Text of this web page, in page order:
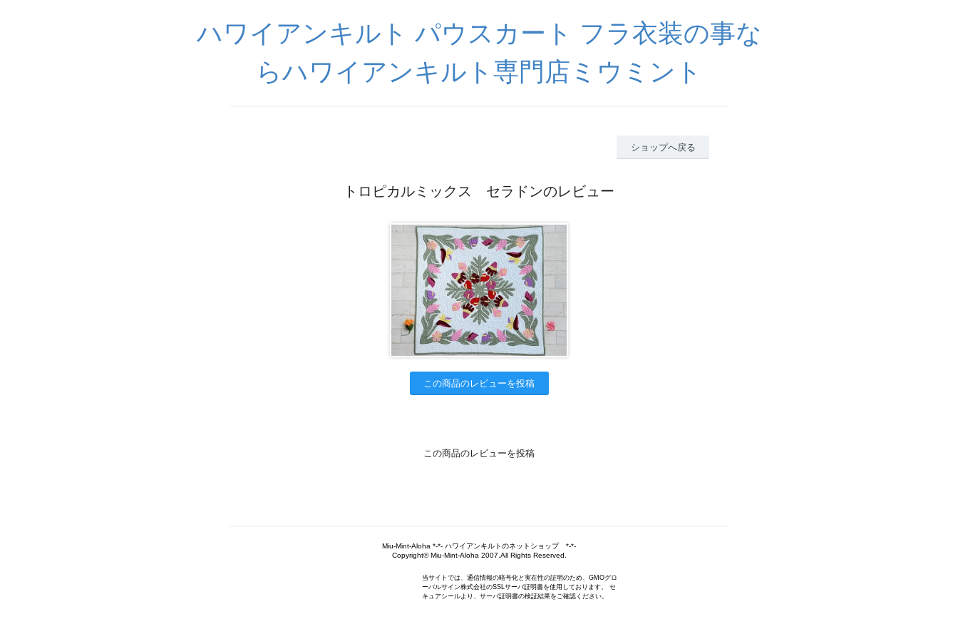
ハワイアンキルト パウスカート フラ衣装の事な
らハワイアンキルト専門店ミウミント
ショップへ戻る
トロピカルミックス セラドンのレビュー
この商品のレビューを投稿
この商品のレビューを投稿
Miu-Mint-Aloha *-*- ハワイアンキルトのネットショップ *-*-
Copyright© Miu-Mint-Aloha 2007.All Rights Reserved.
当サイトでは、通信情報の暗号化と実在性の証明のため、GMOグロ
ーバルサイン株式会社のSSLサーバ証明書を使用しております。 セ
キュアシールより、サーバ証明書の検証結果をご確認ください。